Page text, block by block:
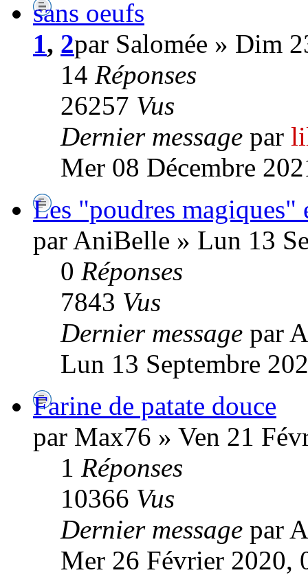
sans oeufs
1, 2par Salomée » Dim
14 Réponses
26257 Vus
Dernier message par
Mer 08 Décembre
Les "poudres magiques"
par AniBelle » Lun 13
0 Réponses
7843 Vus
Dernier message par
Lun 13 Septembre
Farine de patate douce
par Max76 » Ven 21
1 Réponses
10366 Vus
Dernier message par
Mer 26 Février 2020,